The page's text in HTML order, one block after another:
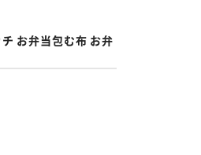
お弁当包む布 お弁